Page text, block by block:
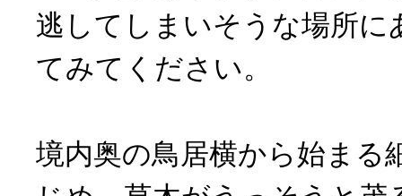
逃してしまいそうな場所に
てみてください。
境内奥の鳥居横から始まる